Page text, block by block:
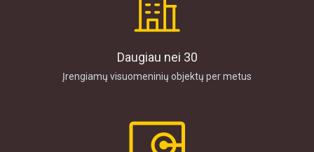
Daugiau nei 30
Įrengiamų visuomeninių objektų per metus